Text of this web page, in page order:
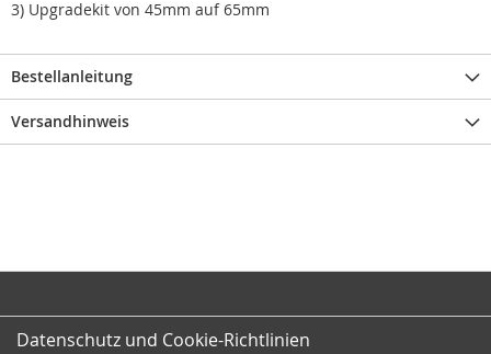
3) Upgradekit von 45mm auf 65mm
Bestellanleitung
Versandhinweis
Datenschutz und Cookie-Richtlinien